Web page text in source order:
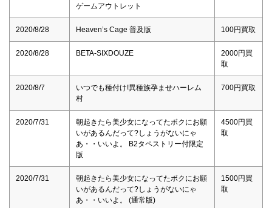
ゲームアウトレット
2020/8/28 Heaven’s Cage 普及版 100円買取
2020/8/28 BETA-SIXDOUZE
2000円買
取
2020/8/7
いつでも種付け!異種族孕ませハーレム
村
700円買取
2020/7/31
朝起きたら美少女になってたボクにお願
いがあるんだって?しょうがないにゃ
あ・・いいよ。 B2タペストリー付限定
版
4500円買
取
2020/7/31
朝起きたら美少女になってたボクにお願
いがあるんだって?しょうがないにゃ
あ・・いいよ。 (通常版)
1500円買
取